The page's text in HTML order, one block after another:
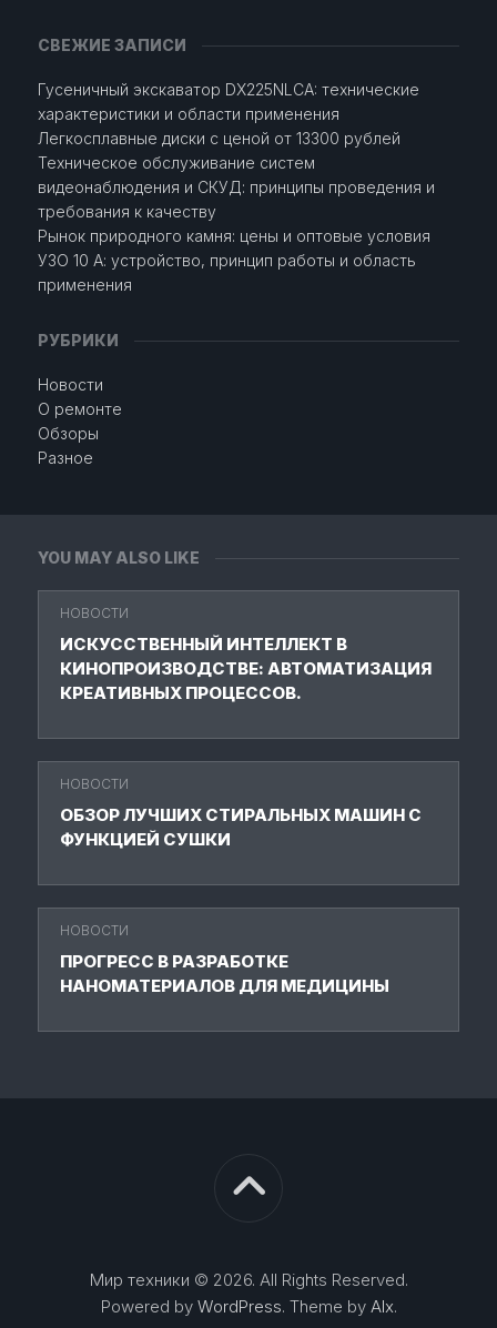
YOU MAY ALSO LIKE
НОВОСТИ
ИСКУССТВЕННЫЙ ИНТЕЛЛЕКТ В
КИНОПРОИЗВОДСТВЕ: АВТОМАТИЗАЦИЯ
КРЕАТИВНЫХ ПРОЦЕССОВ.
НОВОСТИ
ОБЗОР ЛУЧШИХ СТИРАЛЬНЫХ МАШИН С
ФУНКЦИЕЙ СУШКИ
НОВОСТИ
ПРОГРЕСС В РАЗРАБОТКЕ
НАНОМАТЕРИАЛОВ ДЛЯ МЕДИЦИНЫ
СВЕЖИЕ ЗАПИСИ
Гусеничный экскаватор DX225NLCA: технические
характеристики и области применения
Легкосплавные диски с ценой от 13300 рублей
Техническое обслуживание систем
видеонаблюдения и СКУД: принципы проведения и
требования к качеству
Рынок природного камня: цены и оптовые условия
УЗО 10 А: устройство, принцип работы и область
применения
РУБРИКИ
Новости
О ремонте
Обзоры
Разное
Мир техники © 2026. All Rights Reserved.
Powered by WordPress. Theme by Alx.